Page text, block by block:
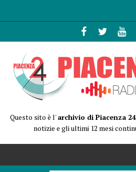
Questo sito è l'archivio di Piacenza 24
notizie e gli ultimi 12 mesi